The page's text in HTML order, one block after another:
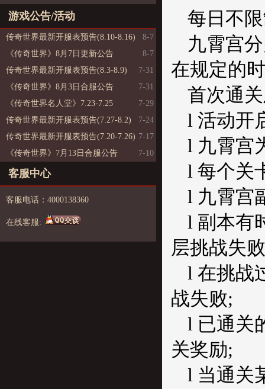
游戏公告/活动
传奇世界最新开服表预告(8.10-8.16)
8-7
《传奇世界》8月7日更新公告
8-7
传奇世界最新开服表预告(8.3-8.9)
7-31
《传奇世界》8月3日合服公告
7-31
《传奇世界名人堂》7.23-7.25
7-29
传奇世界最新开服表预告(7.27-8.2)
7-24
传奇世界最新开服表预告(7.20-7.26) 7-17
《传奇世界》7月13日合服公告
7-10
客服中心
客服电话：4000138360
在线客服:
每日不
九霄宫
在规定的
首次通
l 活动开
l 九霄宫
l 每个关
l 九霄宫
l 副本有
层挑战失
l 在挑战
战失败;
l 已通关
关奖励;
l 当通关